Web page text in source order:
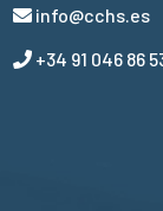
info@cchs.es
+34 91 046 86